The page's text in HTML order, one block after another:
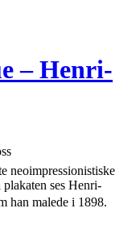
– Henri-
neoimpressionistiske
ses Henri-
han malede i 1898.